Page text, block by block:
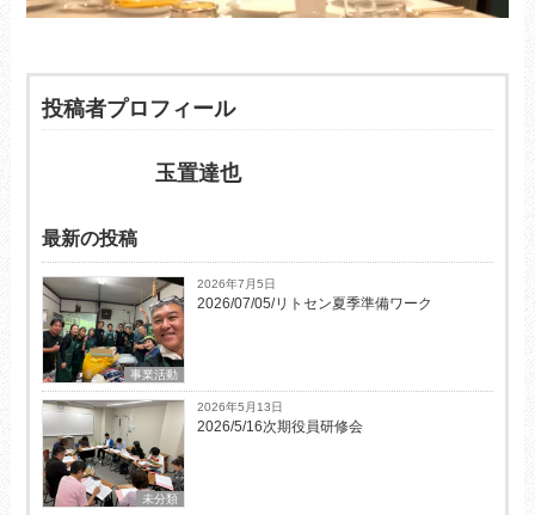
投稿者プロフィール
玉置達也
最新の投稿
事業活動
2026年7月5日
2026/07/05/リトセン夏季準備ワーク
未分類
2026年5月13日
2026/5/16次期役員研修会